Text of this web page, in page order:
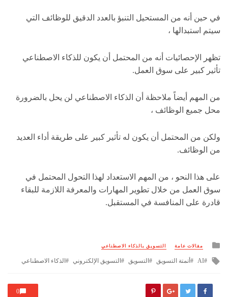
في حين أنه من المستحيل التنبؤ بالعدد الدقيق للوظائف التي
سيتم استبدالها ،
تظهر الإحصائيات أنه من المحتمل أن يكون للذكاء الاصطناعي
تأثير كبير على سوق العمل.
من المهم أيضاً ملاحظة أن الذكاء الاصطناعي لن يحل بالضرورة
محل جميع الوظائف ،
ولكن من المحتمل أن يكون له تأثير كبير على طريقة أداء العديد
من الوظائف.
على هذا النحو ، من المهم الاستعداد لهذا التحول المحتمل في
سوق العمل من خلال تطوير المهارات والمعرفة اللازمة للبقاء
قادرة على المنافسة في المستقبل.
Posted
مقالات عامة التسويق بالذكاء الاصطناعي
Tagged
AI أتمتة التسويق التسويق التسويق الإلكتروني الذكاء الاصطناعي
0